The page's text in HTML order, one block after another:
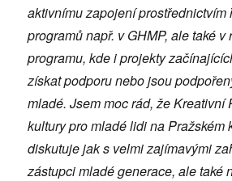
aktivnímu zapojení
programů např. v GHMP, ale také v
programu, kde i projekty začínající
získat podporu nebo jsou
mladé. Jsem moc rád, že Kreativní
kultury pro mladélidi na Pražském
diskutuje jak s velmi zajímavými
zástupci mladégenerace, ale také